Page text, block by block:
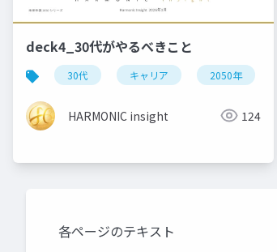
deck4_30代がやるべきこと
30代 キャリア 2050年
HARMONIC insight 124
各ページのテキスト